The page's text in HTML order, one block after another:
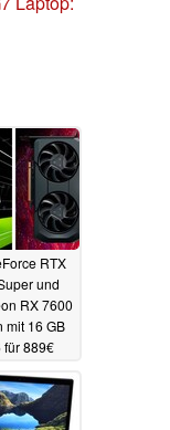
RTX
und
RX 7600
mit 16 GB
für 889€